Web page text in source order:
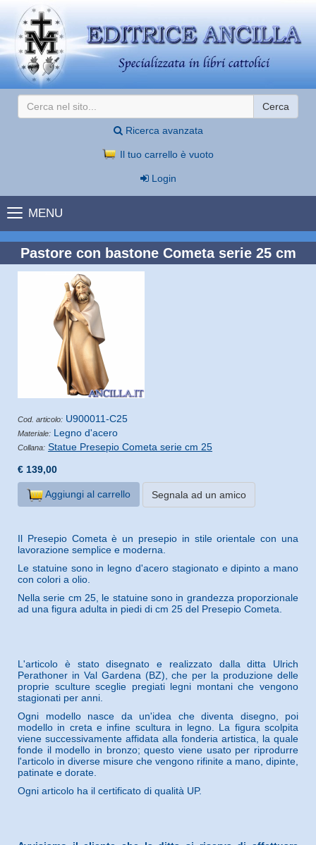
Cerca
Ricerca avanzata
Il tuo carrello è vuoto
Login
MENU
Pastore con bastone Cometa serie 25 cm
Cod. articolo: U900011-C25
Materiale: Legno d'acero
Collana: Statue Presepio Cometa serie cm 25
€ 139,00
Aggiungi al carrello Segnala ad un amico
Il Presepio Cometa è un presepio in stile orientale con una
lavorazione semplice e moderna.
Le statuine sono in legno d'acero stagionato e dipinto a mano
con colori a olio.
Nella serie cm 25, le statuine sono in grandezza proporzionale
ad una figura adulta in piedi di cm 25 del Presepio Cometa.
L'articolo è stato disegnato e realizzato dalla ditta Ulrich
Perathoner in Val Gardena (BZ), che per la produzione delle
proprie sculture sceglie pregiati legni montani che vengono
stagionati per anni.
Ogni modello nasce da un'idea che diventa disegno, poi
modello in creta e infine scultura in legno. La figura scolpita
viene successivamente affidata alla fonderia artistica, la quale
fonde il modello in bronzo; questo viene usato per riprodurre
l'articolo in diverse misure che vengono rifinite a mano, dipinte,
patinate e dorate.
Ogni articolo ha il certificato di qualità UP.